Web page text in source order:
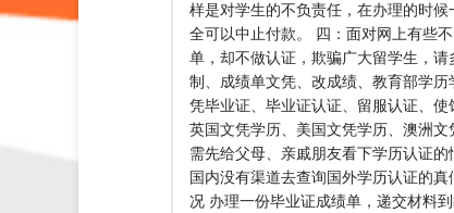
样是对学生的不负责任，在办理的时
全可以中止付款。 四：面对网上有些
单，却不做认证，欺骗广大留学生，
制、成绩单文凭、改成绩、教育部学
凭毕业证、毕业证认证、留服认证、
英国文凭学历、美国文凭学历、澳洲
需先给父母、亲戚朋友看下学历认证
国内没有渠道去查询国外学历认证的
况 办理一份毕业证成绩单，递交材料